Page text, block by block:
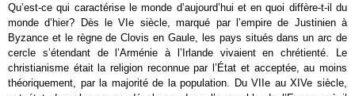
Qu’est-ce qui caractérise le monde d’aujourd’hui et en quoi diffère-t-il du
monde d’hier? Dès le VIe siècle, marqué par l’empire de Justinien à
Byzance et le règne de Clovis en Gaule, les pays situés dans un arc de
cercle s’étendant de l’Arménie à l’Irlande vivaient en chrétienté. Le
christianisme était la religion reconnue par l’État et acceptée, au moins
théoriquement, par la majorité de la population. Du VIIe au XIVe siècle,